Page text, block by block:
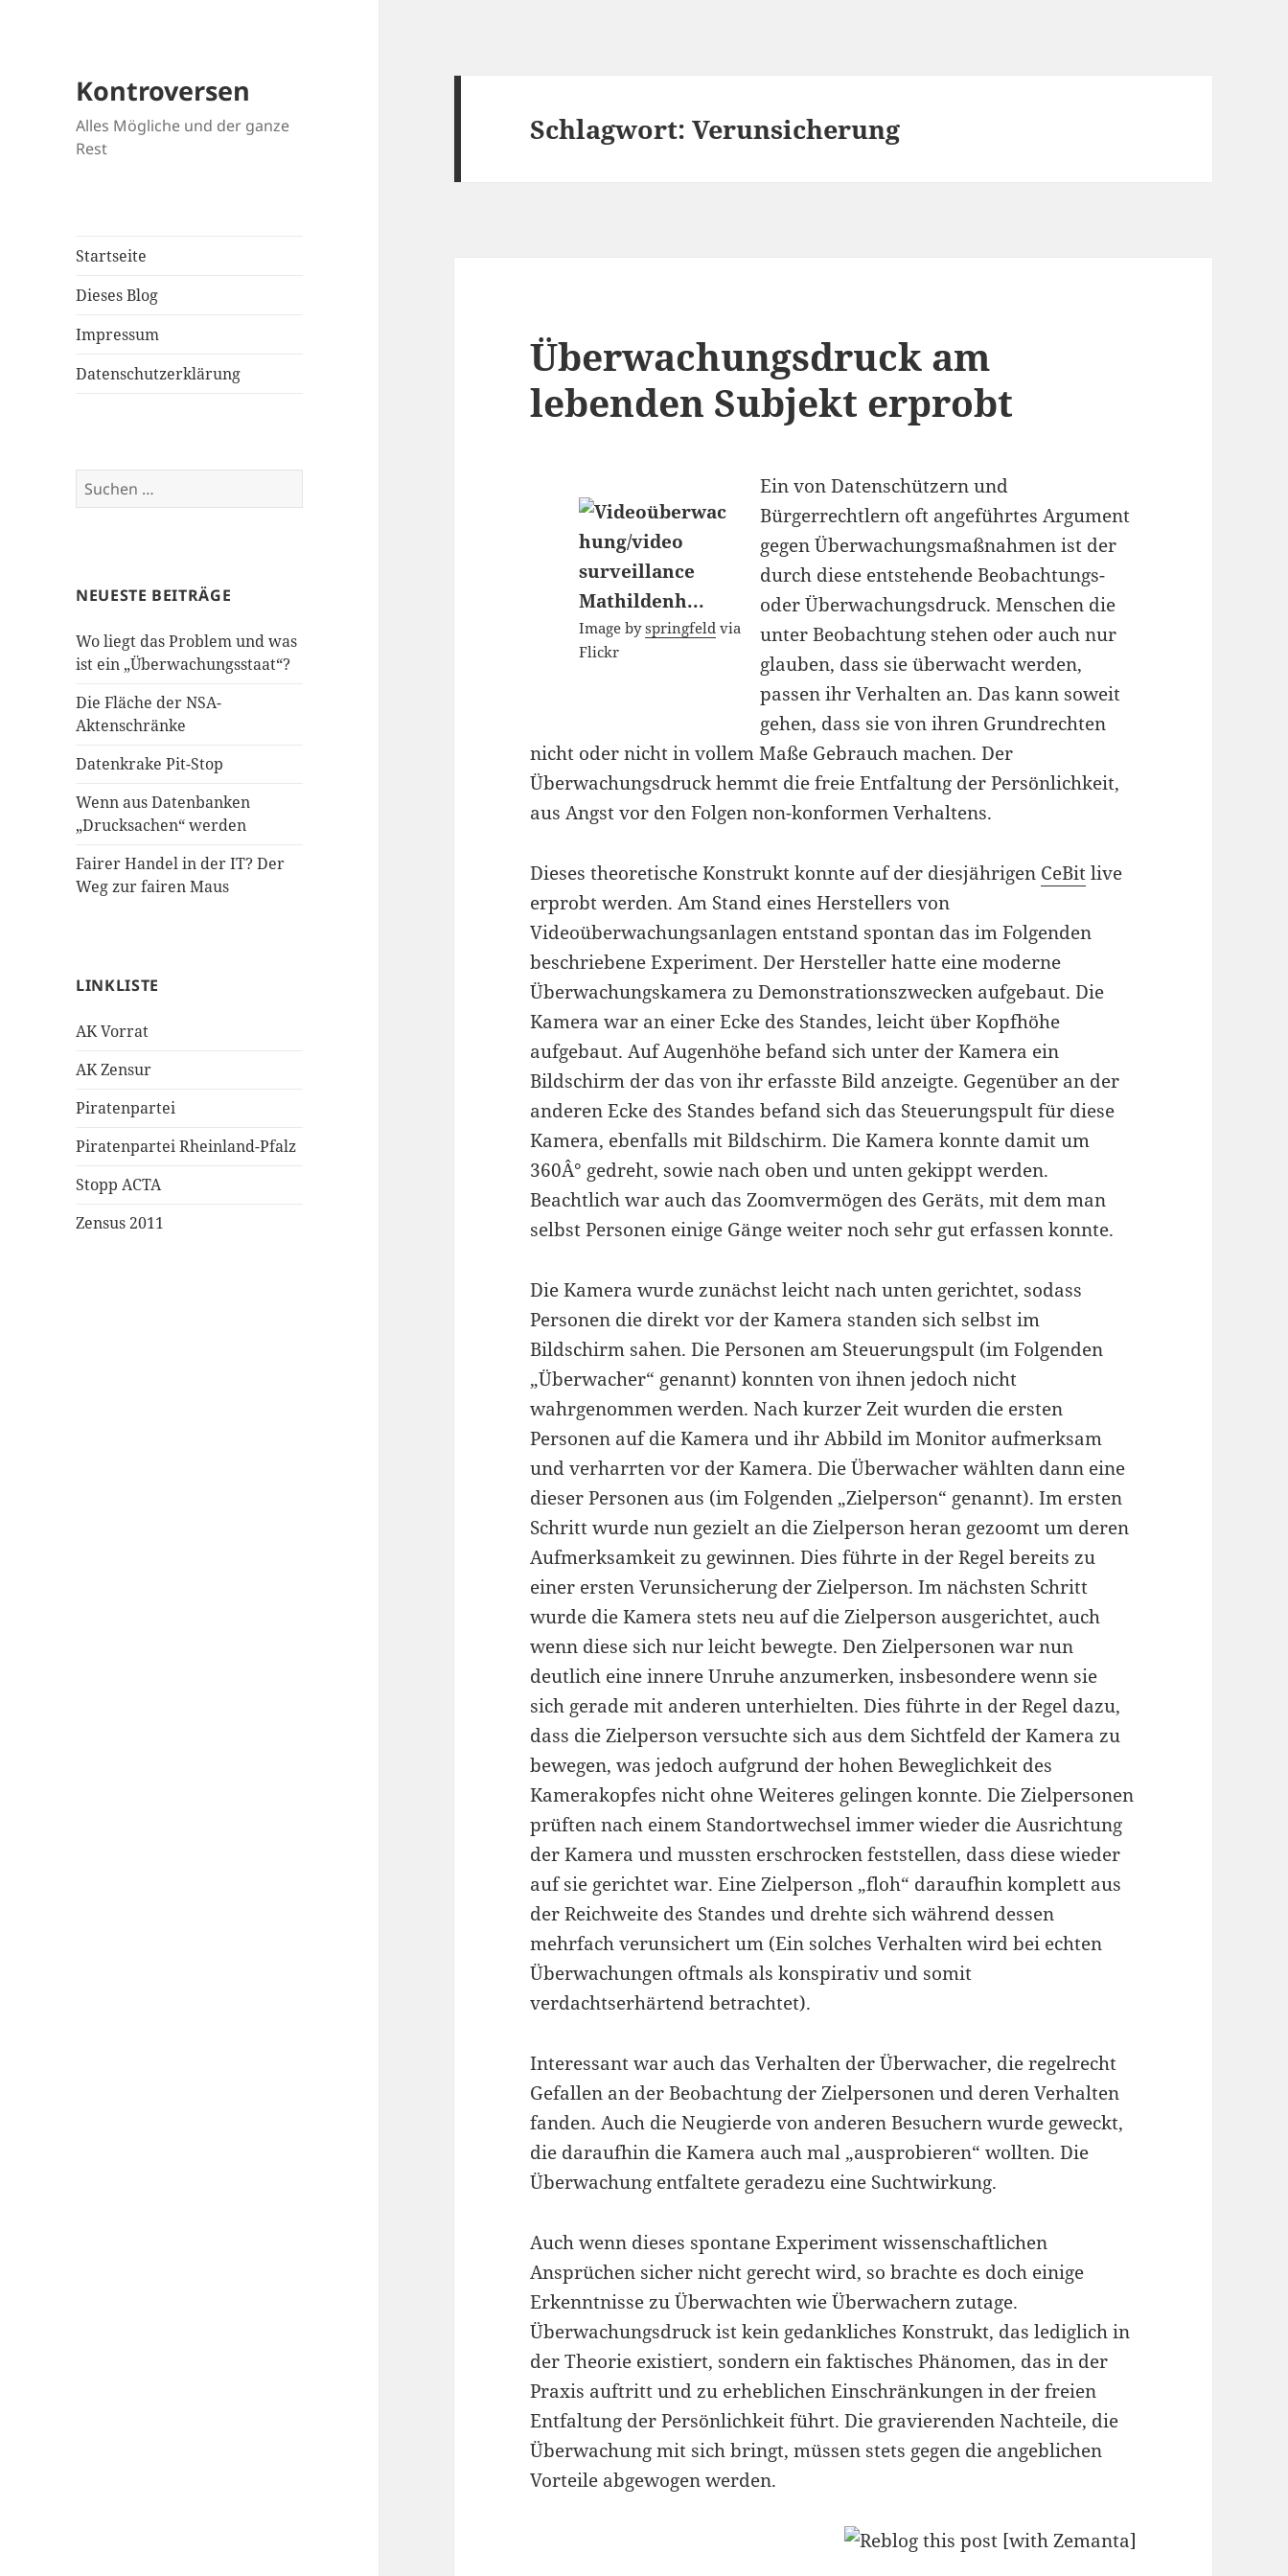
Kontroversen
Alles Mögliche und der ganze
Rest
Startseite
Dieses Blog
Impressum
Datenschutzerklärung
Suchen
nach:
NEUESTE BEITRÄGE
Wo liegt das Problem und was
ist ein „Überwachungsstaat“?
Die Fläche der NSA-
Aktenschränke
Datenkrake Pit-Stop
Wenn aus Datenbanken
„Drucksachen“ werden
Fairer Handel in der IT? Der
Weg zur fairen Maus
LINKLISTE
AK Vorrat
AK Zensur
Piratenpartei
Piratenpartei Rheinland-Pfalz
Stopp ACTA
Zensus 2011
Schlagwort:Verunsicherung
Überwachungsdruck am
lebenden Subjekt erprobt
Image byspringfeld via
Flickr
Ein von Datenschützern und
Bürgerrechtlern oft angeführtes Argument
gegen Überwachungsmaßnahmen ist der
durch diese entstehende Beobachtungs-
oder Überwachungsdruck. Menschen die
unter Beobachtung stehen oder auch nur
glauben, dass sie überwacht werden,
passen ihr Verhalten an. Das kann soweit
gehen, dass sie von ihren Grundrechten
nicht oder nicht in vollem Maße Gebrauch machen. Der
Überwachungsdruck hemmt die freie Entfaltung der Persönlichkeit,
aus Angst vor den Folgen non-konformen Verhaltens.
Dieses theoretische Konstrukt konnte auf der diesjährigen CeBitlive
erprobt werden. Am Stand eines Herstellers von
Videoüberwachungsanlagen entstand spontan das im Folgenden
beschriebene Experiment. Der Hersteller hatte eine moderne
Überwachungskamera zu Demonstrationszwecken aufgebaut. Die
Kamera war an einer Ecke des Standes, leicht über Kopfhöhe
aufgebaut. Auf Augenhöhe befand sich unter der Kamera ein
Bildschirm der das von ihr erfasste Bild anzeigte. Gegenüber an der
anderen Ecke des Standes befand sich das Steuerungspult für diese
Kamera, ebenfalls mit Bildschirm. Die Kamera konnte damit um
360Â° gedreht, sowie nach oben und unten gekippt werden.
Beachtlich war auch das Zoomvermögen des Geräts, mit dem man
selbst Personen einige Gänge weiter noch sehr gut erfassen konnte.
Die Kamera wurde zunächst leicht nach unten gerichtet, sodass
Personen die direkt vor der Kamera standen sich selbst im
Bildschirm sahen. Die Personen am Steuerungspult (im Folgenden
„Überwacher“ genannt) konnten von ihnen jedoch nicht
wahrgenommen werden. Nach kurzer Zeit wurden die ersten
Personen auf die Kamera und ihr Abbild im Monitor aufmerksam
und verharrten vor der Kamera. Die Überwacher wählten dann eine
dieser Personen aus (im Folgenden „Zielperson“ genannt). Im ersten
Schritt wurde nun gezielt an die Zielperson heran gezoomt um deren
Aufmerksamkeit zu gewinnen. Dies führte in der Regel bereits zu
einer ersten Verunsicherung der Zielperson. Im nächsten Schritt
wurde die Kamera stets neu auf die Zielperson ausgerichtet, auch
wenn diese sich nur leicht bewegte. Den Zielpersonen war nun
deutlich eine innere Unruhe anzumerken, insbesondere wenn sie
sich gerade mit anderen unterhielten. Dies führte in der Regel dazu,
dass die Zielperson versuchte sich aus dem Sichtfeld der Kamera zu
bewegen, was jedoch aufgrund der hohen Beweglichkeit des
Kamerakopfes nicht ohne Weiteres gelingen konnte. Die Zielpersonen
prüften nach einem Standortwechsel immer wieder die Ausrichtung
der Kamera und mussten erschrocken feststellen, dass diese wieder
auf sie gerichtet war. Eine Zielperson „floh“ daraufhin komplett aus
der Reichweite des Standes und drehte sich während dessen
mehrfach verunsichert um (Ein solches Verhalten wird bei echten
Überwachungen oftmals als konspirativ und somit
verdachtserhärtend betrachtet).
Interessant war auch das Verhalten der Überwacher, die regelrecht
Gefallen an der Beobachtung der Zielpersonen und deren Verhalten
fanden. Auch die Neugierde von anderen Besuchern wurde geweckt,
die daraufhin die Kamera auch mal „ausprobieren“ wollten. Die
Überwachung entfaltete geradezu eine Suchtwirkung.
Auch wenn dieses spontane Experiment wissenschaftlichen
Ansprüchen sicher nicht gerecht wird, so brachte es doch einige
Erkenntnisse zu Überwachten wie Überwachern zutage.
Überwachungsdruck ist kein gedankliches Konstrukt, das lediglich in
der Theorie existiert, sondern ein faktisches Phänomen, das in der
Praxis auftritt und zu erheblichen Einschränkungen in der freien
Entfaltung der Persönlichkeit führt. Die gravierenden Nachteile, die
Überwachung mit sich bringt, müssen stets gegen die angeblichen
Vorteile abgewogen werden.